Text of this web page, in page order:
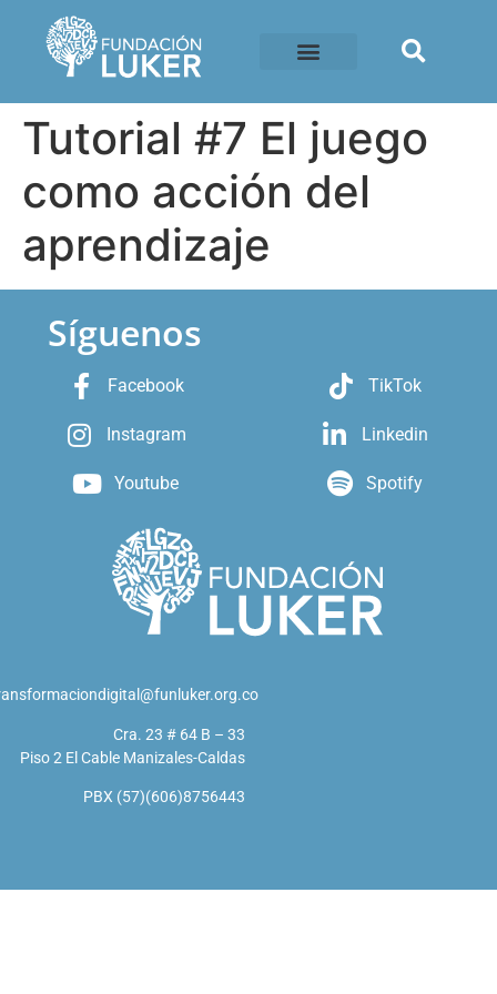
Tutorial #7 El juego
como acción del
aprendizaje
Síguenos
Facebook
Instagram
Youtube
TikTok
Linkedin
Spotify
Cra. 23 # 64 B – 33
Piso 2 El Cable Manizales-Caldas
PBX (57)(606)8756443